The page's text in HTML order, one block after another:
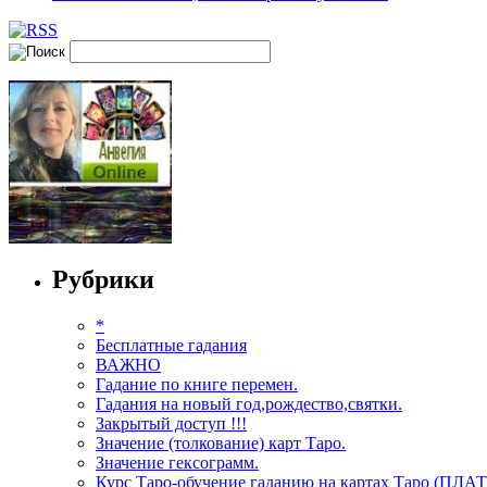
Рубрики
*
Бесплатные гадания
ВАЖНО
Гадание по книге перемен.
Гадания на новый год,рождество,святки.
Закрытый доступ !!!
Значение (толкование) карт Таро.
Значение гексограмм.
Курс Таро-обучение гаданию на картах Таро